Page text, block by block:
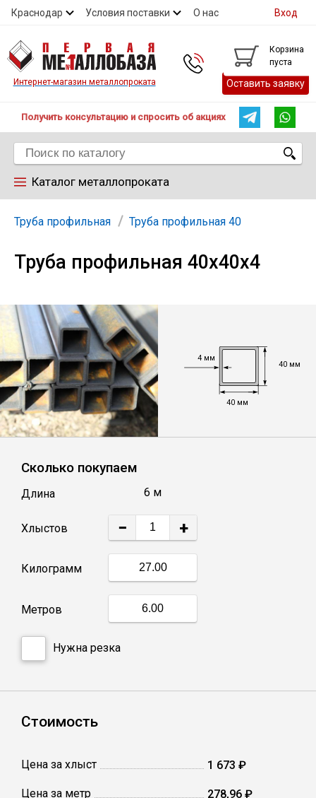
Краснодар Условия поставки О нас
Контакты
Контакты
Вход
Интернет-магазин металлопроката
Корзина
пуста
Оставить заявку
Получить консультацию и спросить об акциях
Каталог металлопроката
Арматура
Труба
Лист
Уголок
Балка
Швеллер
Квадрат
Труба профильная
Катанка
Полоса
Труба профильная Труба профильная 40
Труба профильная 40х40х4
4 мм
40 мм
40 мм
Сколько покупаем
Длина 6 м
Хлыстов − +
Килограмм
Метров
Нужна резка
Стоимость
Цена за хлыст 1 673 ₽
Цена за метр 278,96 ₽